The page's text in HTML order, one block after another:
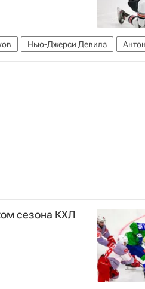
Нью-Джерси Девилз
КХЛ 2025-2026 Спорт
сезона КХЛ